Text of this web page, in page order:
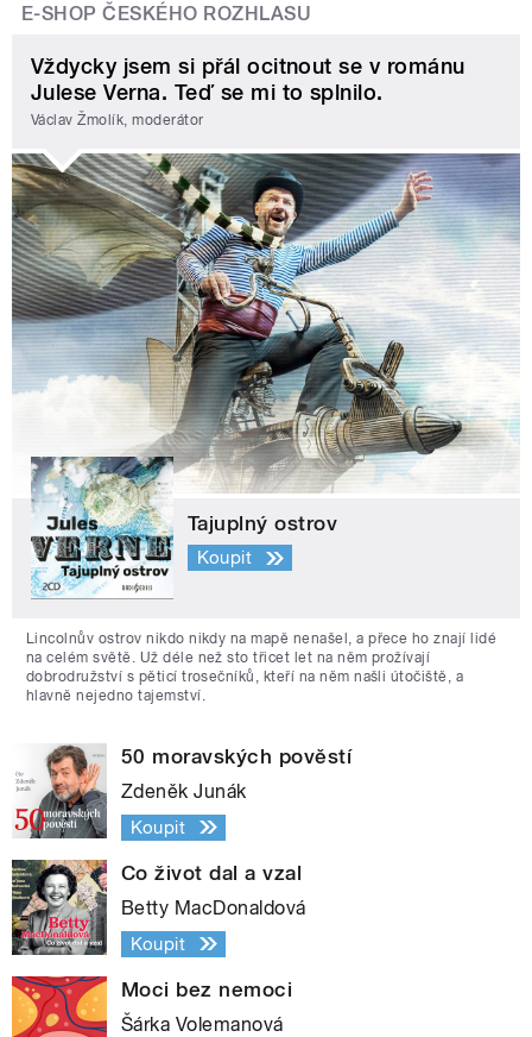
E-SHOP ČESKÉHO ROZHLASU
Vždycky jsem si přál ocitnout se v románu
Julese Verna. Teď se mi to splnilo.
Václav Žmolík, moderátor
Tajuplný ostrov
Koupit
Lincolnův ostrov nikdo nikdy na mapě nenašel, a přece ho znají lidé
na celém světě. Už déle než sto třicet let na něm prožívají
dobrodružství s pěticí trosečníků, kteří na něm našli útočiště, a
hlavně nejedno tajemství.
50 moravských pověstí
Zdeněk Junák
Koupit
Co život dal a vzal
Betty MacDonaldová
Koupit
Moci bez nemoci
Šárka Volemanová